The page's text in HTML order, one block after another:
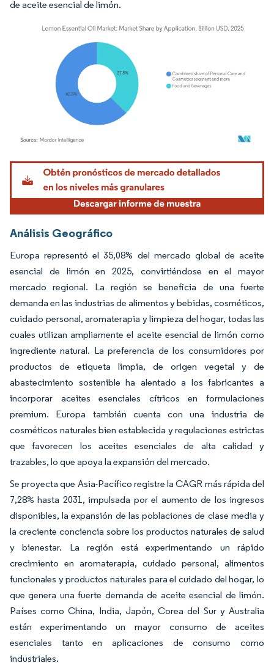
de aceite esencial de limón.
Imagen © Mordor Intelligence. El uso requiere atribución según CC BY 4.0.
Análisis Geográfico
Europa representó el 35,08% del mercado global de aceite
esencial de limón en 2025, convirtiéndose en el mayor
mercado regional. La región se beneficia de una fuerte
demanda en las industrias de alimentos y bebidas, cosméticos,
cuidado personal, aromaterapia y limpieza del hogar, todas las
cuales utilizan ampliamente el aceite esencial de limón como
ingrediente natural. La preferencia de los consumidores por
productos de etiqueta limpia, de origen vegetal y de
abastecimiento sostenible ha alentado a los fabricantes a
incorporar aceites esenciales cítricos en formulaciones
premium. Europa también cuenta con una industria de
cosméticos naturales bien establecida y regulaciones estrictas
que favorecen los aceites esenciales de alta calidad y
trazables, lo que apoya la expansión del mercado.
Se proyecta que Asia-Pacífico registre la CAGR más rápida del
7,28% hasta 2031, impulsada por el aumento de los ingresos
disponibles, la expansión de las poblaciones de clase media y
la creciente conciencia sobre los productos naturales de salud
y bienestar. La región está experimentando un rápido
crecimiento en aromaterapia, cuidado personal, alimentos
funcionales y productos naturales para el cuidado del hogar, lo
que genera una fuerte demanda de aceite esencial de limón.
Países como China, India, Japón, Corea del Sur y Australia
están experimentando un mayor consumo de aceites
esenciales tanto en aplicaciones de consumo como
industriales.